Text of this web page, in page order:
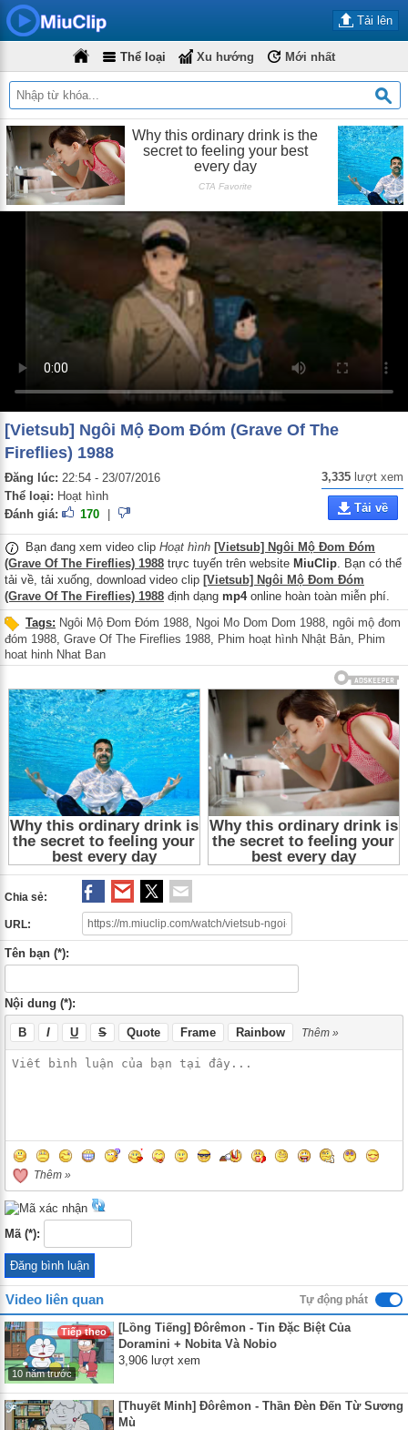
Tải lên
Thể loại Xu hướng Mới nhất
[Vietsub] Ngôi Mộ Đom Đóm (Grave Of The
Fireflies) 1988
Đăng lúc: 22:54 - 23/07/2016
Thể loại: Hoạt hình
Đánh giá:
170
3,335 lượt xem
Tải về
Bạn đang xem video clip Hoạt hình [Vietsub] Ngôi Mộ Đom Đóm
(Grave Of The Fireflies) 1988 trực tuyến trên website MiuClip. Bạn có thể
tải về, tải xuống, download video clip [Vietsub] Ngôi Mộ Đom Đóm
(Grave Of The Fireflies) 1988 định dạng mp4online hoàn toàn miễn phí.
Tags: Ngôi Mộ Đom Đóm 1988, Ngoi Mo Dom Dom 1988, ngôi mộ đom
đóm 1988 Grave Of The Fireflies 1988 Phim hoạt hình Nhật Bản Phim
hoat hinh Nhat Ban
Chia sẻ:
URL:
Tên bạn (*):
Nội dung (*):
B I U S Quote Frame Rainbow Thêm »
Thêm »
Mã (*):
Video liên quan Tự động phát
Tiếp theo
10 năm trước
[Lồng Tiếng] Đôrêmon - Tin Đặc Biệt Của
Doramini + Nobita Và Nobio
3,906 lượt xem
[Thuyết Minh] Đôrêmon - Thần Đèn Đến Từ Sương
Mù